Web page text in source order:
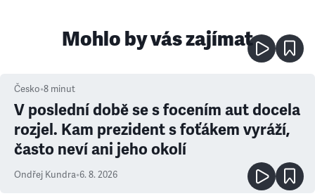
Mohlo by vás zajímat
Česko•8 minut
V poslední době se s focením aut docela
rozjel. Kam prezident s foťákem vyráží,
často neví ani jeho okolí
Ondřej Kundra•6. 8. 2026